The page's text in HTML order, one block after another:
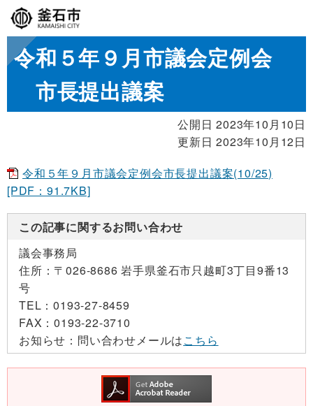
令和５年９月市議会定例会
市長提出議案
公開日 2023年10月10日
更新日 2023年10月12日
令和５年９月市議会定例会市長提出議案(10/25)
[PDF：91.7KB]
この記事に関するお問い合わせ
議会事務局
住所： 〒026-8686 岩手県釜石市只越町3丁目9番13
号
TEL：0193-27-8459
FAX：0193-22-3710
お知らせ： 問い合わせメールはこちら